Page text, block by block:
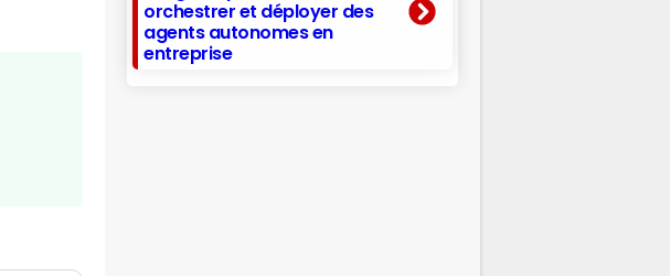
orchestrer et déployer des
agents autonomes en
entreprise